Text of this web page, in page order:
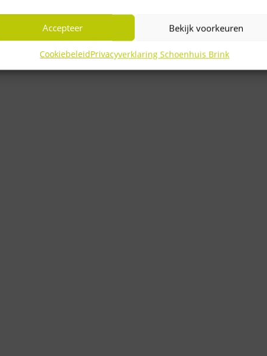
Accepteer Bekijk voorkeuren
CookiebeleidPrivacyverklaring Schoenhuis Brink